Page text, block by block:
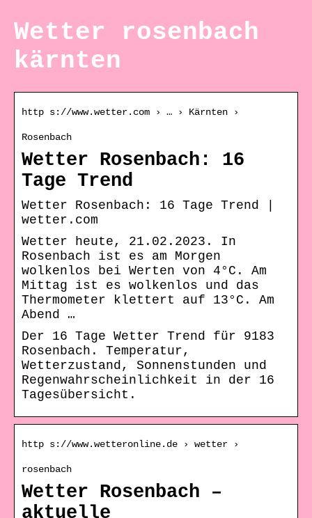
Wetter rosenbach
kärnten
http s://www.wetter.com › … › Kärnten ›
Rosenbach
Wetter Rosenbach: 16
Tage Trend
Wetter Rosenbach: 16 Tage Trend |
wetter.com
Wetter heute, 21.02.2023. In
Rosenbach ist es am Morgen
wolkenlos bei Werten von 4°C. Am
Mittag ist es wolkenlos und das
Thermometer klettert auf 13°C. Am
Abend …
Der 16 Tage Wetter Trend für 9183
Rosenbach. Temperatur,
Wetterzustand, Sonnenstunden und
Regenwahrscheinlichkeit in der 16
Tagesübersicht.
http s://www.wetteronline.de › wetter ›
rosenbach
Wetter Rosenbach –
aktuelle